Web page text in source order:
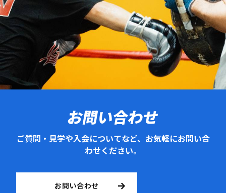
お問い合わせ
ご質問・見学や入会についてなど、お気軽にお問い合
わせください。
お問い合わせ